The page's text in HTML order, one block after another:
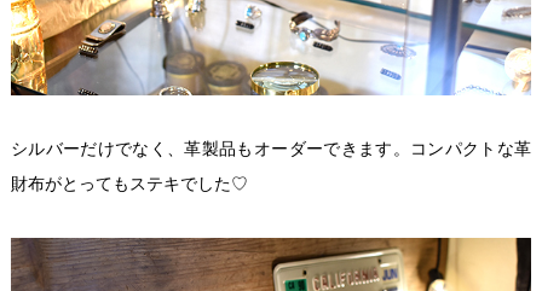
シルバーだけでなく、革製品もオーダーできます。コンパクトな革
財布がとってもステキでした♡